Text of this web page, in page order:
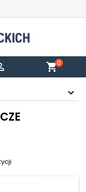
shopping_cart0